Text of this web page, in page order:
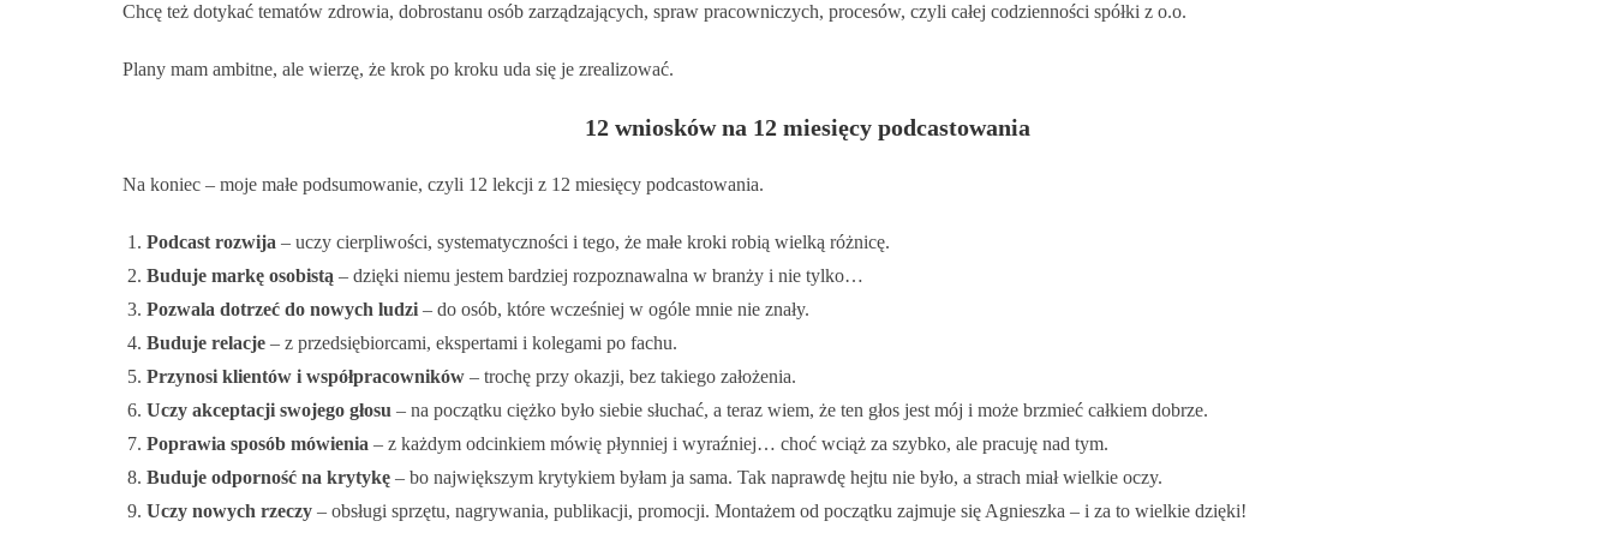
Chcę też dotykać tematów zdrowia, dobrostanu osób zarządzających, spraw pracowniczych, procesów, czyli całej codzienności spółki z o.o.
Plany mam ambitne, ale wierzę, że krok po kroku uda się je zrealizować.
12 wniosków na 12 miesięcy podcastowania
Na koniec – moje małe podsumowanie, czyli 12 lekcji z 12 miesięcy podcastowania.
Podcast rozwija – uczy cierpliwości, systematyczności i tego, że małe kroki robią wielką różnicę.
Buduje markę osobistą – dzięki niemu jestem bardziej rozpoznawalna w branży i nie tylko…
Pozwala dotrzeć do nowych ludzi – do osób, które wcześniej w ogóle mnie nie znały.
Buduje relacje – z przedsiębiorcami, ekspertami i kolegami po fachu.
Przynosi klientów i współpracowników – trochę przy okazji, bez takiego założenia.
Uczy akceptacji swojego głosu – na początku ciężko było siebie słuchać, a teraz wiem, że ten głos jest mój i może brzmieć całkiem dobrze.
Poprawia sposób mówienia – z każdym odcinkiem mówię płynniej i wyraźniej… choć wciąż za szybko, ale pracuję nad tym.
Buduje odporność na krytykę – bo największym krytykiem byłam ja sama. Tak naprawdę hejtu nie było, a strach miał wielkie oczy.
Uczy nowych rzeczy – obsługi sprzętu, nagrywania, publikacji, promocji. Montażem od początku zajmuje się Agnieszka – i za to wielkie dzięki!